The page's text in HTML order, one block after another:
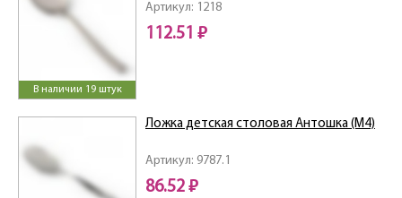
В наличии 19 штук
Артикул: 1218
112.51 ₽
Артикул: 9787.1
Ложка детская столовая Антошка (М4)
86.52 ₽